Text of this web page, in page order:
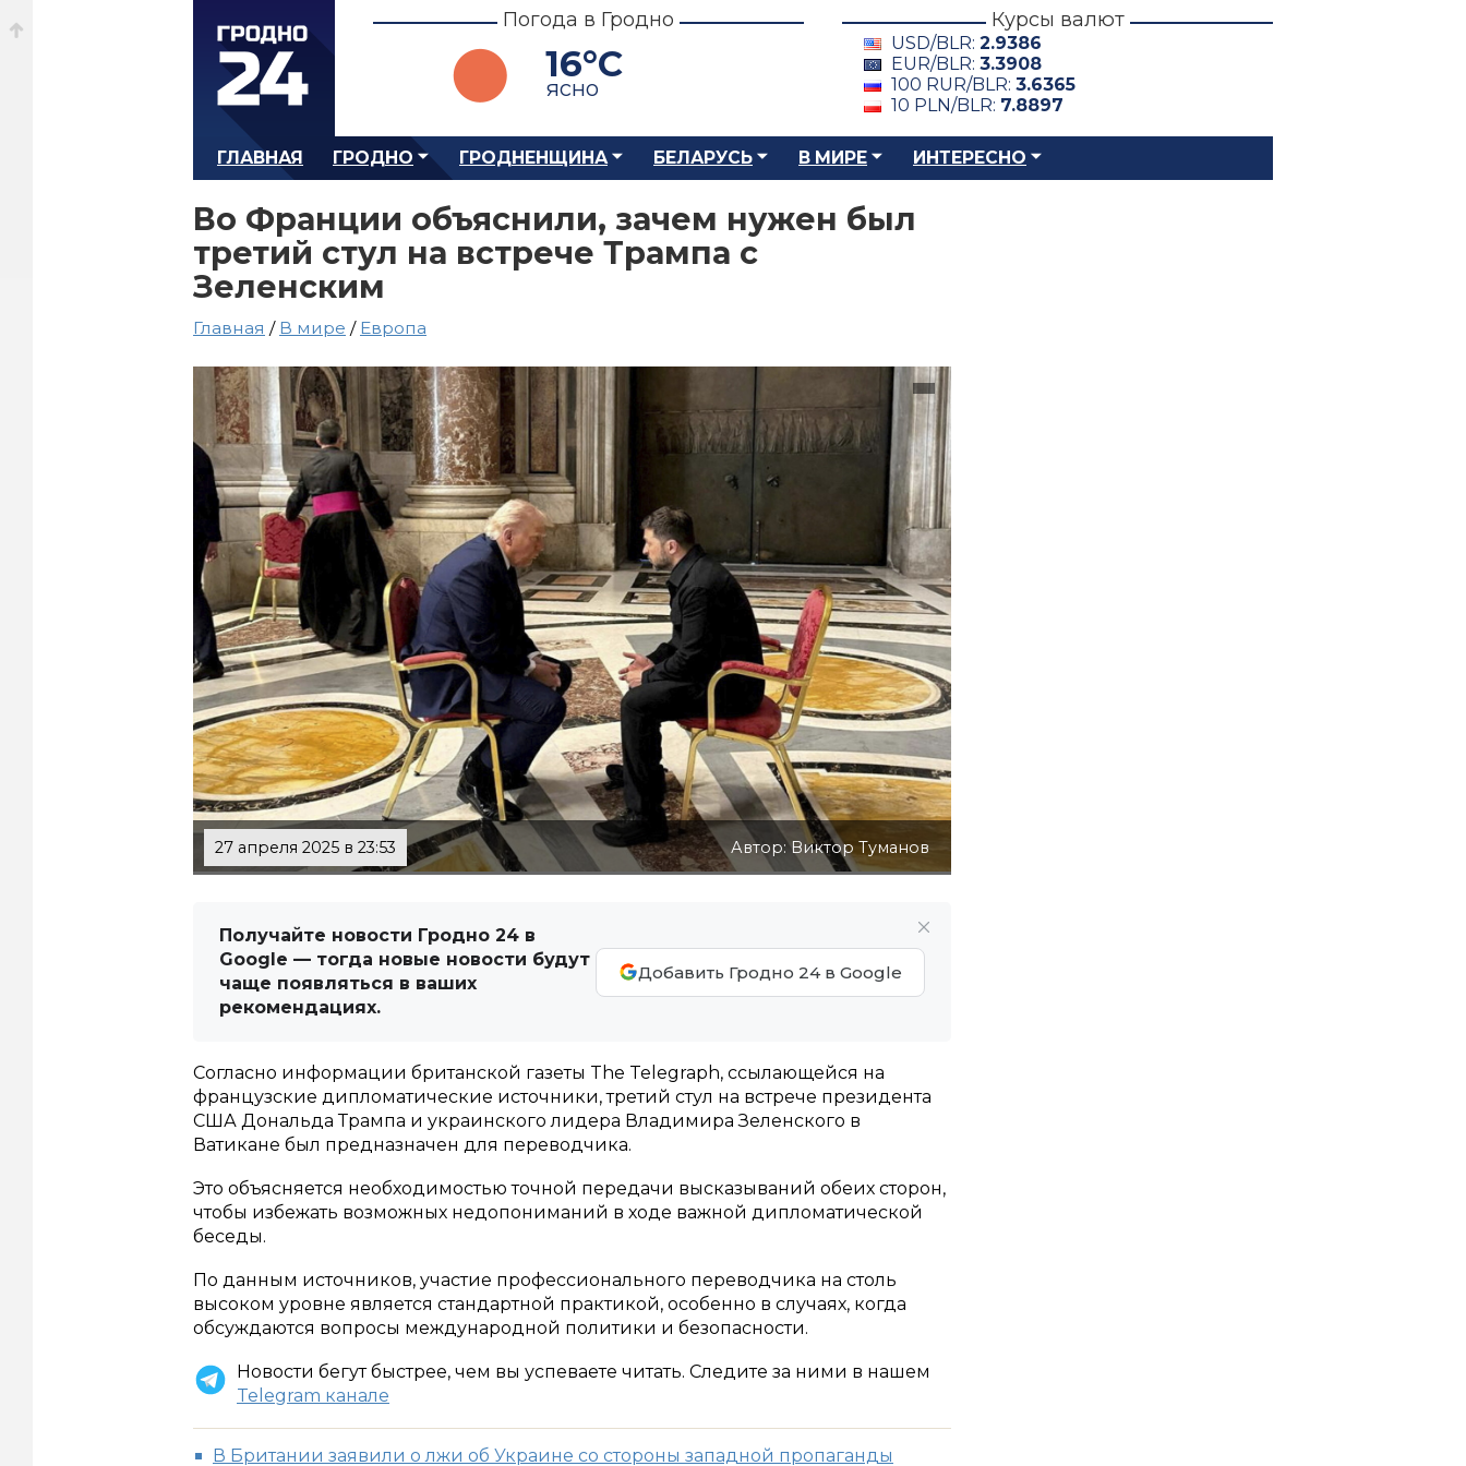
Погода в Гродно
16°C
ясно
Курсы валют
USD/BLR: 2.9386
EUR/BLR: 3.3908
100 RUR/BLR: 3.6365
10 PLN/BLR: 7.8897
ГЛАВНАЯ ГРОДНО ГРОДНЕНЩИНА БЕЛАРУСЬ В МИРЕ ИНТЕРЕСНО
Во Франции объяснили, зачем нужен был
третий стул на встрече Трампа с
Зеленским
Главная / В мире / Европа
27 апреля 2025 в 23:53 Автор: Виктор Туманов
Получайте новости Гродно 24 в
Google — тогда новые новости будут
чаще появляться в ваших
рекомендациях.
Добавить Гродно 24 в Google
Согласно информации британской газеты The Telegraph, ссылающейся на
французские дипломатические источники, третий стул на встрече президента
США Дональда Трампа и украинского лидера Владимира Зеленского в
Ватикане был предназначен для переводчика.
Это объясняется необходимостью точной передачи высказываний обеих сторон,
чтобы избежать возможных недопониманий в ходе важной дипломатической
беседы.
По данным источников, участие профессионального переводчика на столь
высоком уровне является стандартной практикой, особенно в случаях, когда
обсуждаются вопросы международной политики и безопасности.
Новости бегут быстрее, чем вы успеваете читать. Следите за ними в нашем
Telegram канале
В Британии заявили о лжи об Украине со стороны западной пропаганды